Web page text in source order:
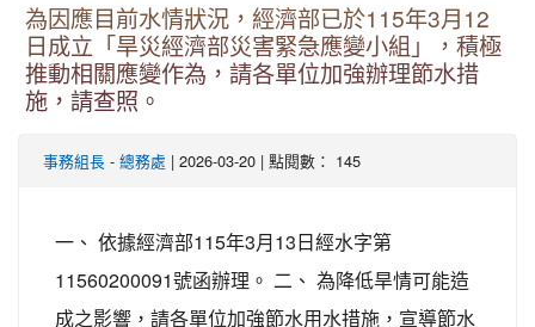
為因應目前水情狀況，經濟部已於115年3月12
日成立「旱災經濟部災害緊急應變小組」，積極
推動相關應變作為，請各單位加強辦理節水措
施，請查照。
事務組長 - 總務處 | 2026-03-20 | 點閱數： 145
一、 依據經濟部115年3月13日經水字第
11560200091號函辦理。 二、 為降低旱情可能造
成之影響，請各單位加強節水用水措施，宣導節水